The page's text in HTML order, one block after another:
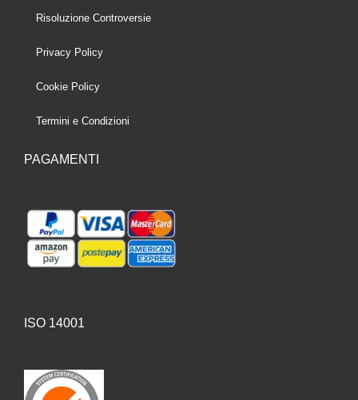
Risoluzione Controversie
Privacy Policy
Cookie Policy
Termini e Condizioni
PAGAMENTI
ISO 14001